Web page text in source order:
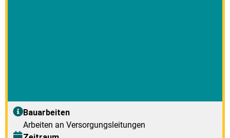
Bauarbeiten
Arbeiten an Versorgungsleitungen